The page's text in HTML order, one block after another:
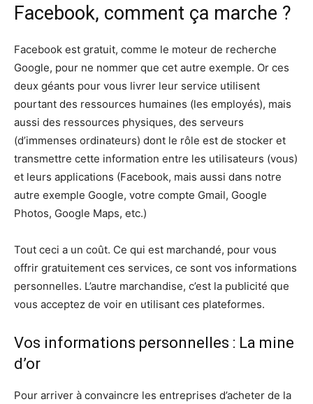
Facebook, comment ça marche ?
Facebook est gratuit, comme le moteur de recherche
Google, pour ne nommer que cet autre exemple. Or ces
deux géants pour vous livrer leur service utilisent
pourtant des ressources humaines (les employés), mais
aussi des ressources physiques, des serveurs
(d’immenses ordinateurs) dont le rôle est de stocker et
transmettre cette information entre les utilisateurs (vous)
et leurs applications (Facebook, mais aussi dans notre
autre exemple Google, votre compte Gmail, Google
Photos, Google Maps, etc.)
Tout ceci a un coût. Ce qui est marchandé, pour vous
offrir gratuitement ces services, ce sont vos informations
personnelles. L’autre marchandise, c’est la publicité que
vous acceptez de voir en utilisant ces plateformes.
Vos informations personnelles : La mine
d’or
Pour arriver à convaincre les entreprises d’acheter de la